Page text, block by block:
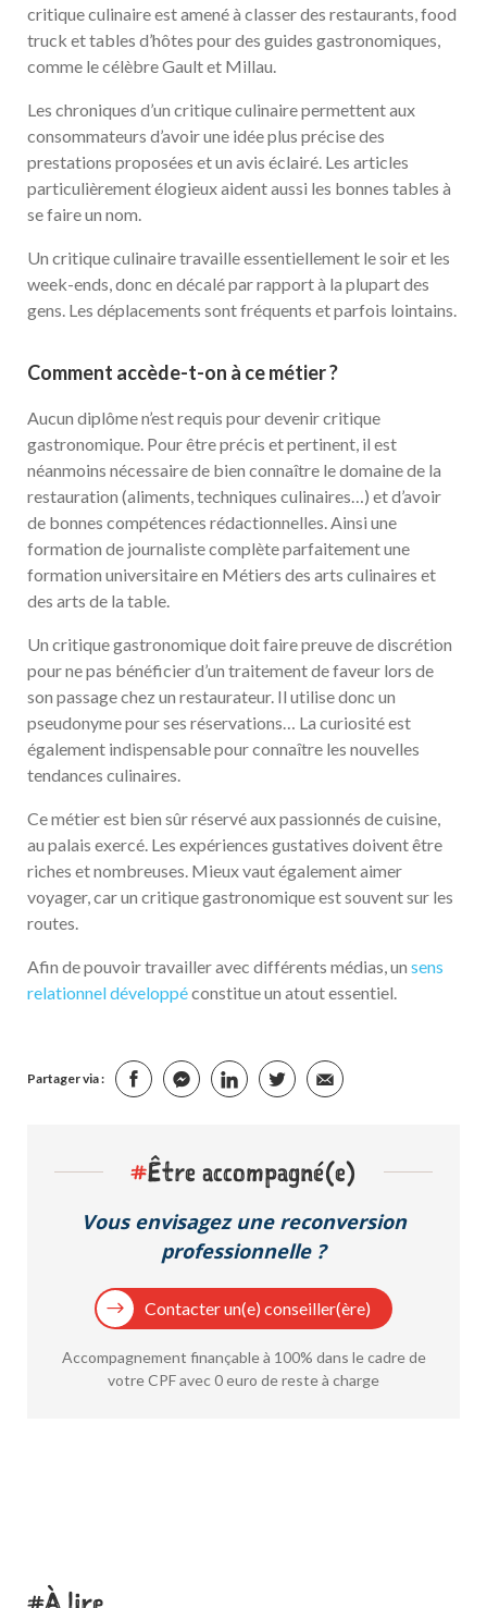
critique culinaire est amené à classer des restaurants, food
truck et tables d’hôtes pour des guides gastronomiques,
comme le célèbre Gault et Millau.
Les chroniques d’un critique culinaire permettent aux
consommateurs d’avoir une idée plus précise des
prestations proposées et un avis éclairé. Les articles
particulièrement élogieux aident aussi les bonnes tables à
se faire un nom.
Un critique culinaire travaille essentiellement le soir et les
week-ends, donc en décalé par rapport à la plupart des
gens. Les déplacements sont fréquents et parfois lointains.
Comment accède-t-on à ce métier ?
Aucun diplôme n’est requis pour devenir critique
gastronomique. Pour être précis et pertinent, il est
néanmoins nécessaire de bien connaître le domaine de la
restauration (aliments, techniques culinaires…) et d’avoir
de bonnes compétences rédactionnelles. Ainsi une
formation de journaliste complète parfaitement une
formation universitaire en Métiers des arts culinaires et
des arts de la table.
Un critique gastronomique doit faire preuve de discrétion
pour ne pas bénéficier d’un traitement de faveur lors de
son passage chez un restaurateur. Il utilise donc un
pseudonyme pour ses réservations… La curiosité est
également indispensable pour connaître les nouvelles
tendances culinaires.
Ce métier est bien sûr réservé aux passionnés de cuisine,
au palais exercé. Les expériences gustatives doivent être
riches et nombreuses. Mieux vaut également aimer
voyager, car un critique gastronomique est souvent sur les
routes.
Afin de pouvoir travailler avec différents médias, un sens
relationnel développéconstitue un atout essentiel.
Partager via :
#Être accompagné(e)
Vous envisagez une reconversion
professionnelle ?
Contacter un(e) conseiller(ère)
Accompagnement finançable à 100% dans le cadre de
votre CPF avec 0 euro de reste à charge